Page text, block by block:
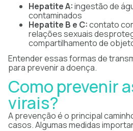
Hepatite A:ingestão de
contaminados
Hepatite B e C:contato
relações sexuais
compartilhamento de
Entender essas formas de
para prevenir a doença.
Como prevenir
virais?
A prevenção é o principal
casos. Algumas medidas